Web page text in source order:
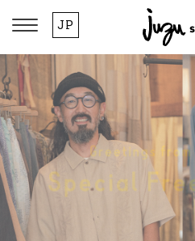
JP